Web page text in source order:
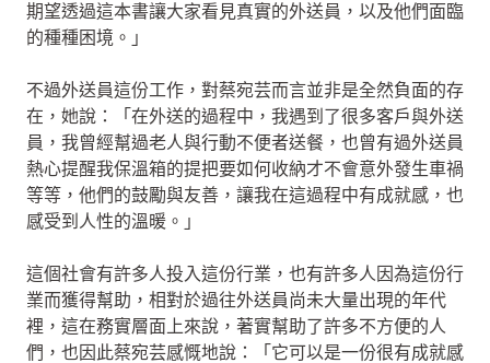
期望透過這本書讓大家看見真實的外送員，以及他們面臨
的種種困境。」
不過外送員這份工作，對蔡宛芸而言並非是全然負面的存
在，她說：「在外送的過程中，我遇到了很多客戶與外送
員，我曾經幫過老人與行動不便者送餐，也曾有過外送員
熱心提醒我保溫箱的提把要如何收納才不會意外發生車禍
等等，他們的鼓勵與友善，讓我在這過程中有成就感，也
感受到人性的溫暖。」
這個社會有許多人投入這份行業，也有許多人因為這份行
業而獲得幫助，相對於過往外送員尚未大量出現的年代
裡，這在務實層面上來說，著實幫助了許多不方便的人
們，也因此蔡宛芸感慨地說：「它可以是一份很有成就感